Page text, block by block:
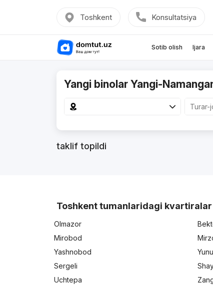
Toshkent Konsultatsiya
Sotib olish Ijara
Yangi binolar Yangi-
taklif topildi
Toshkent tumanlaridagi kvartiralar
Olmazor
Mirobod
Yashnobod
Sergeli
Uchtepa